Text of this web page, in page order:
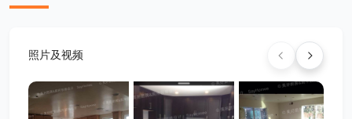
照片及视频